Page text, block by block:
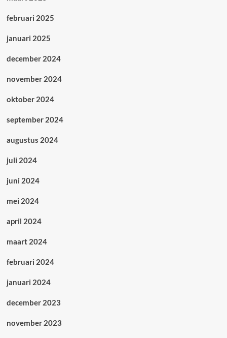
februari 2025
januari 2025
december 2024
november 2024
oktober 2024
september 2024
augustus 2024
juli 2024
juni 2024
mei 2024
april 2024
maart 2024
februari 2024
januari 2024
december 2023
november 2023